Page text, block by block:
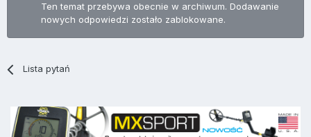
Ten temat przebywa obecnie w archiwum. Dodawanie
nowych odpowiedzi zostało zablokowane.
Lista pytań